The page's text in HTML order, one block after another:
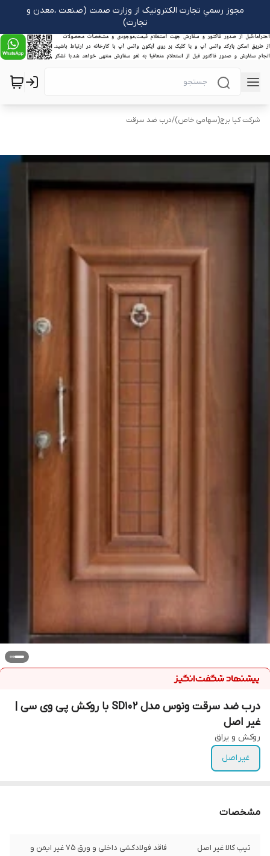
مجوز رسمیِ تجارت الکترونیک از وزارت صمت (صنعت ،معدن و
تجارت)
شرکت کیا برج(سهامی خاص)/درب ضد سرقت
درب ضد سرقت ونوس مدل SD102 با روکش پی وی سی |
غیر اصل
روکش و یراق
غیر اصل
مشخصات
تیپ کالا غیر اصل
فاقد فولادکشی داخلی و ورق ۷۵ غیر ایمن و